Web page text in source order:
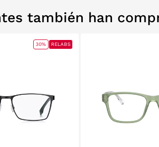
también han
30% RELABS